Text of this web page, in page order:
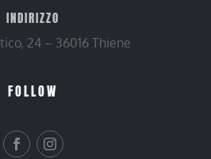
INDIRIZZO
24 – 36016 Thiene
FOLLOW